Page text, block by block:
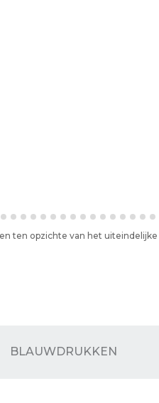
ten opzichte van het
BLAUWDRUKKEN